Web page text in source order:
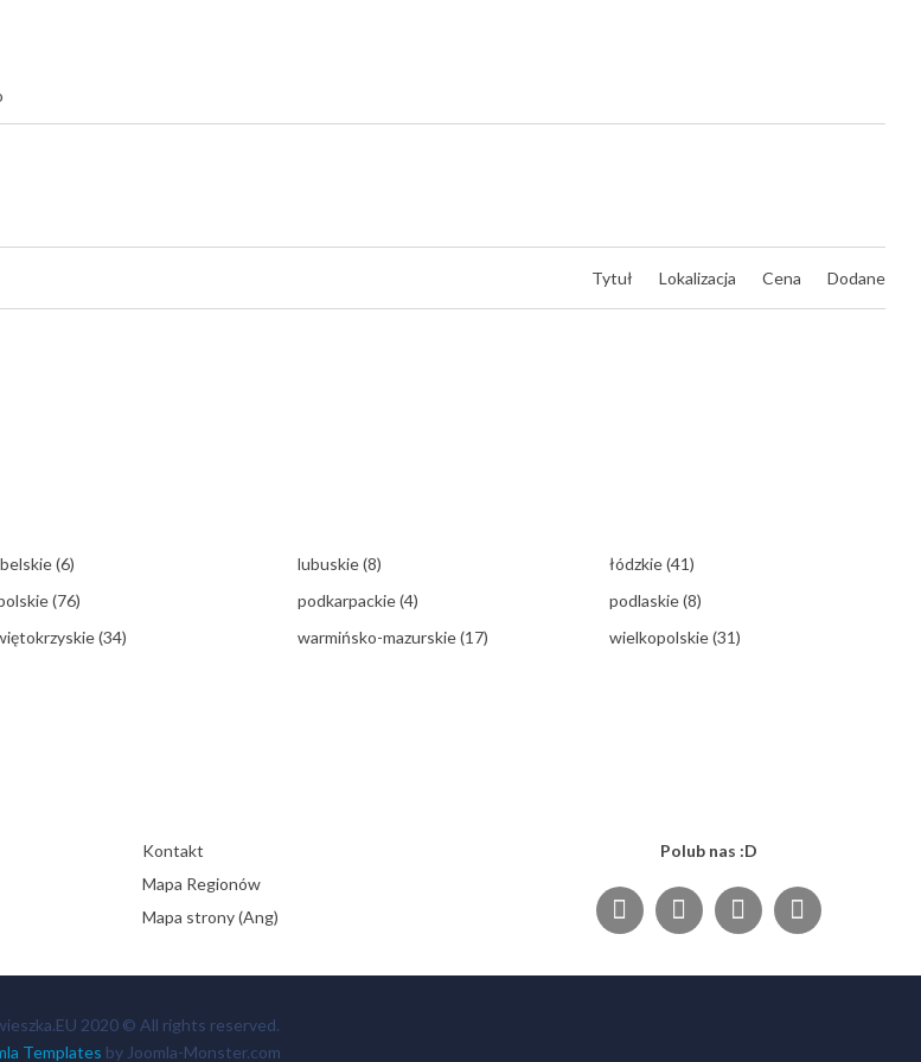
Tytuł Lokalizacja Cena Dodane
(6) lubuskie(8) łódzkie(41)
(76) podkarpackie(4) podlaskie(8)
(34) warmińsko-mazurskie(17) wielkopolskie(31)
Kontakt
Mapa Regionów
Mapa strony (Ang)
Polub nas :D
2020 © All rights reserved.
Templates by Joomla-Monster.com